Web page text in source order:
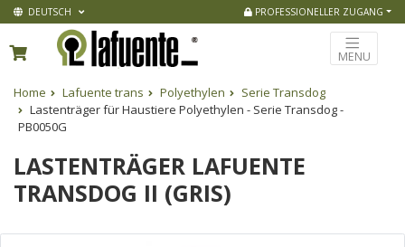
DEUTSCH PROFESSIONELLER ZUGANG
MENU
Home Lafuente trans Polyethylen
Serie Transdog
Lastenträger für Haustiere Polyethylen - Serie Transdog -
PB0050G
LASTENTRÄGER LAFUENTE
TRANSDOG II (GRIS)